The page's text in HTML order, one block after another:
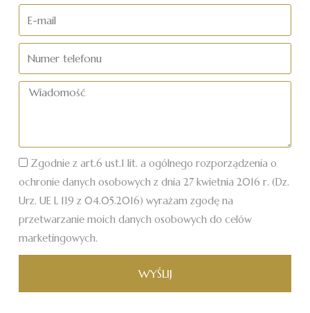
mail
telefonu
Wiadomość
Zgodnie z art.6 ust.1 lit. a ogólnego rozporządzenia o
ochronie danych osobowych z dnia 27 kwietnia 2016 r. (Dz.
Urz. UE L 119 z 04.05.2016) wyrażam zgodę na
przetwarzanie moich danych osobowych do celów
marketingowych.
WYŚLIJ